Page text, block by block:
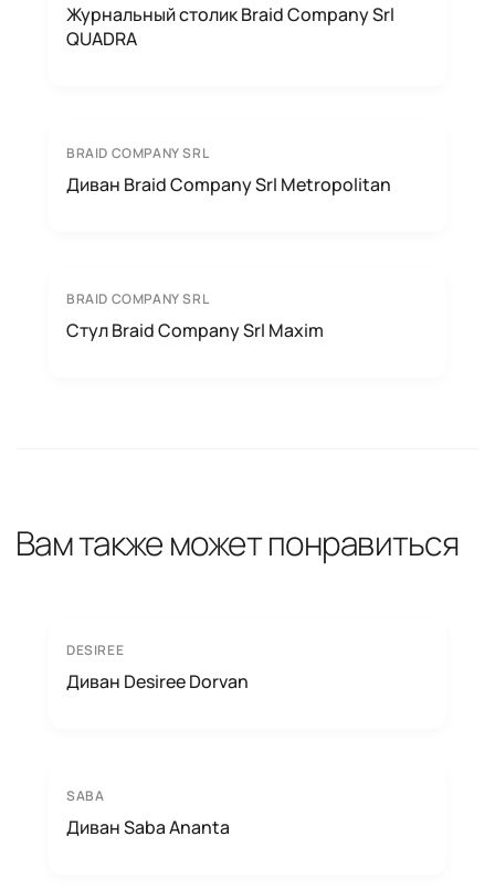
Журнальный столик Braid Company Srl
QUADRA
BRAID COMPANY SRL
Диван Braid Company Srl Metropolitan
BRAID COMPANY SRL
Стул Braid Company Srl Maxim
Вам также может понравиться
DESIREE
Диван Desiree Dorvan
SABA
Диван Saba Ananta